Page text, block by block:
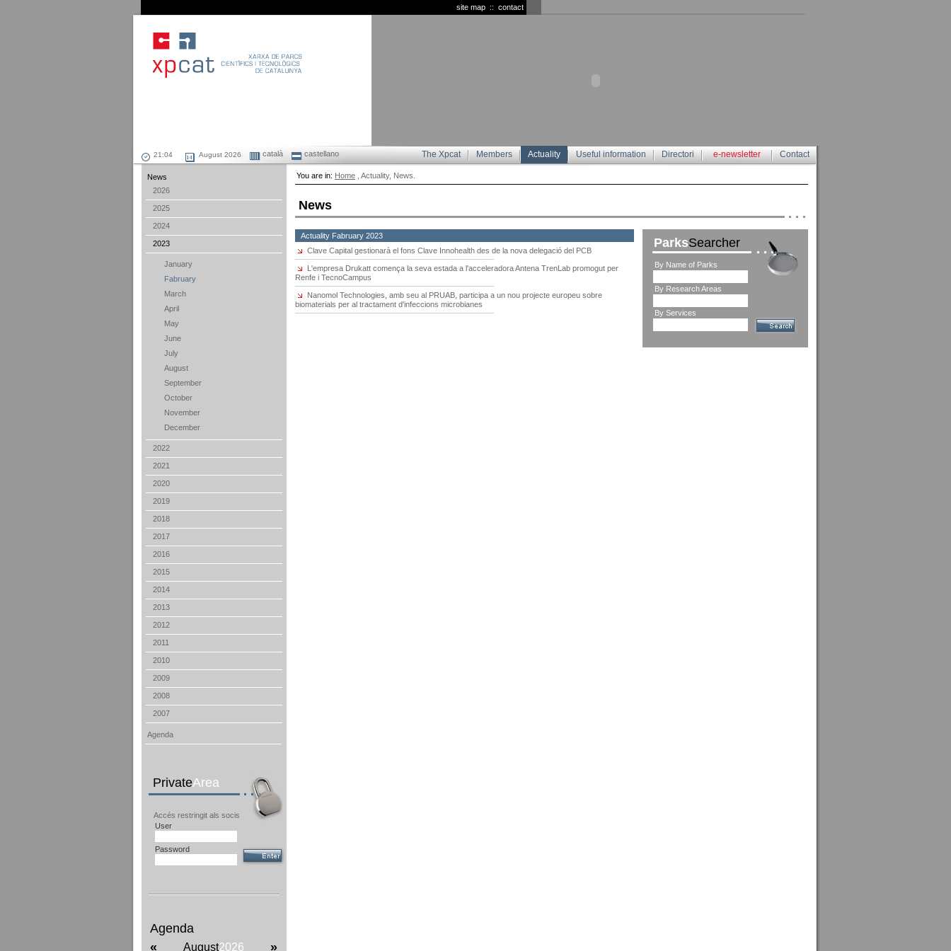
contact
::
site map
August 2026 català castellano Contact
e-newsletter
Directori
Useful information
Actuality
Members
The Xpcat
News
2026
2025
2024
2023
January
Fabruary
March
April
May
June
July
August
September
October
November
December
2022
2021
2020
2019
2018
2017
2016
2015
2014
2013
2012
2011
2010
2009
2008
2007
Agenda
PrivateArea
Accés restringit als socis
User
Password
Agenda
«
August2026 »
You are in: Home , Actuality, News.
News
Actuality Fabruary 2023
Clave Capital gestionarà el fons Clave Innohealth des de la nova delegació del PCB
L'empresa Drukatt comença la seva estada a l'acceleradora Antena TrenLab promogut per
Renfe i TecnoCampus
Nanomol Technologies, amb seu al PRUAB, participa a un nou projecte europeu sobre
biomaterials per al tractament d'infeccions microbianes
ParksSearcher
By Name of Parks
By Research Areas
By Services